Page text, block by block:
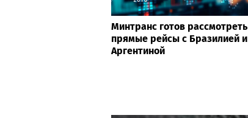
Минтранс готов рассмотреть
прямые рейсы с Бразилией и
Аргентиной